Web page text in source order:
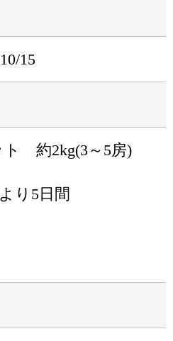
15
ト 約2kg(3～5房)
り5日間